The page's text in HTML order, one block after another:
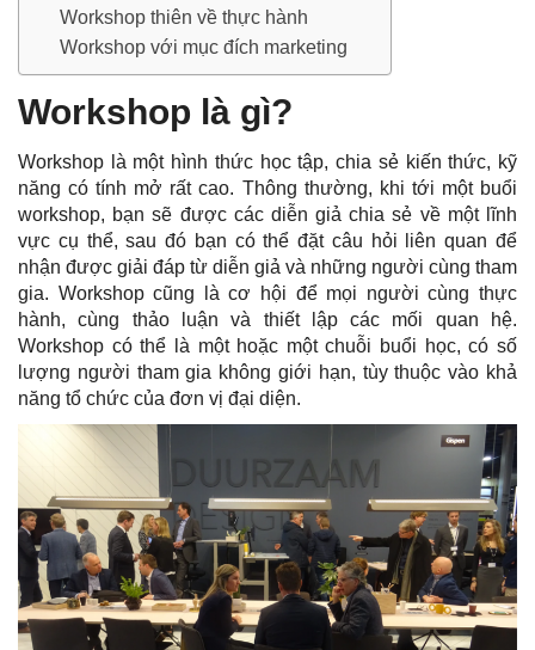
Workshop thiên về thực hành
Workshop với mục đích marketing
Workshop là gì?
Workshop là một hình thức học tập, chia sẻ kiến thức, kỹ
năng có tính mở rất cao. Thông thường, khi tới một buổi
workshop, bạn sẽ được các diễn giả chia sẻ về một lĩnh
vực cụ thể, sau đó bạn có thể đặt câu hỏi liên quan để
nhận được giải đáp từ diễn giả và những người cùng tham
gia. Workshop cũng là cơ hội để mọi người cùng thực
hành, cùng thảo luận và thiết lập các mối quan hệ.
Workshop có thể là một hoặc một chuỗi buổi học, có số
lượng người tham gia không giới hạn, tùy thuộc vào khả
năng tổ chức của đơn vị đại diện.